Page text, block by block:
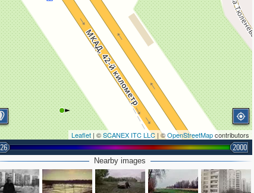
Leaflet | ©SCANEX ITC LLC | ©OpenStreetMapcontributors
2000
Nearby images